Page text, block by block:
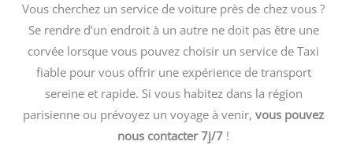
Vous cherchez un service de voiture près de chez vous ?
Se rendre d’un endroit à un autre ne doit pas être une
corvée lorsque vous pouvez choisir un service de Taxi
fiable pour vous offrir une expérience de transport
sereine et rapide. Si vous habitez dans la région
parisienne ou prévoyez un voyage à venir, vous pouvez
nous contacter 7j/7 !